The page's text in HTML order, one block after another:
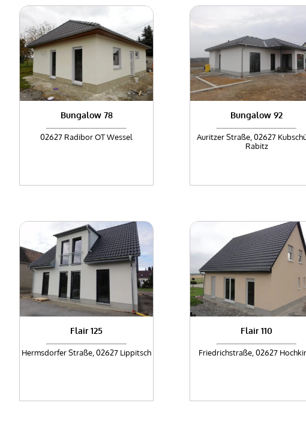
Bungalow 78
02627 Radibor OT Wessel
Bungalow 92
Auritzer Straße, 02627
Rabitz
Flair 125
Hermsdorfer Straße, 02627 Lippitsch
Flair 110
Friedrichstraße, 02627